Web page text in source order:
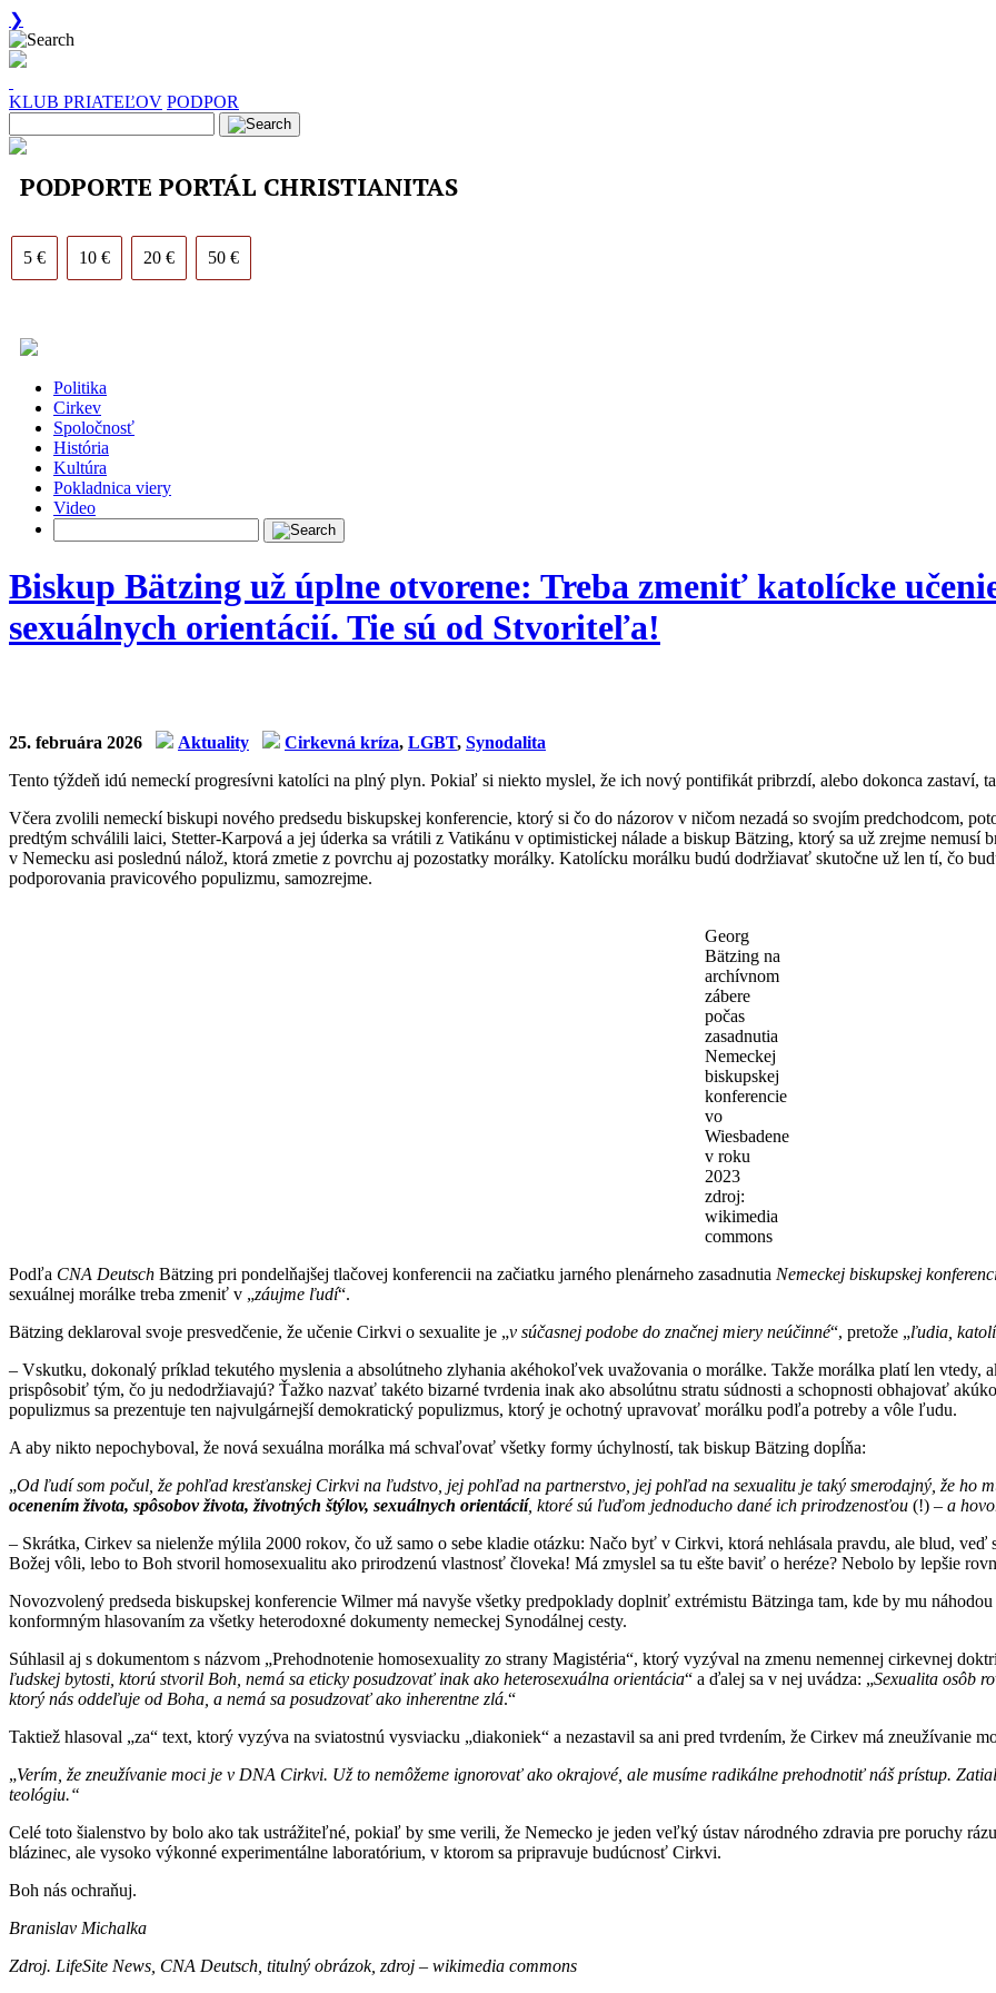
❯
KLUB PRIATEĽOV PODPOR
PODPORTE PORTÁL CHRISTIANITAS
5 € 10 € 20 € 50 €
Politika
Cirkev
Spoločnosť
História
Kultúra
Pokladnica viery
Video
Biskup Bätzing už úplne otvorene: Treba zmeniť katolícke
sexuálnych orientácií. Tie sú od Stvoriteľa!
25. februára 2026 Aktuality Cirkevná kríza, LGBT, Synodalita
Tento týždeň idú nemeckí progresívni katolíci na plný plyn. Pokiaľ si niekto myslel, že ich nový pontifikát pribrzdí, alebo dokonca zastaví,
Včera zvolili nemeckí biskupi nového predsedu biskupskej konferencie, ktorý si čo do názorov v ničom nezadá so svojím predchodcom,
predtým schválili laici, Stetter-Karpová a jej úderka sa vrátili z Vatikánu v optimistickej nálade a biskup Bätzing, ktorý sa už zrejme
v Nemecku asi poslednú nálož, ktorá zmetie z povrchu aj pozostatky morálky. Katolícku morálku budú dodržiavať skutočne už len tí, čo
podporovania pravicového populizmu, samozrejme.
Georg
Bätzing na
archívnom
zábere
počas
zasadnutia
Nemeckej
biskupskej
konferencie
vo
Wiesbadene
v roku
2023
zdroj:
wikimedia
commons
Podľa CNA Deutsch Bätzing pri pondelňajšej tlačovej konferencii na začiatku jarného plenárneho zasadnutia Nemeckej biskupskej
sexuálnej morálke treba zmeniť v „záujme ľudí“.
Bätzing deklaroval svoje presvedčenie, že učenie Cirkvi o sexualite je „v súčasnej podobe do značnej miery neúčinné“, pretože „ľudia,
– Vskutku, dokonalý príklad tekutého myslenia a absolútneho zlyhania akéhokoľvek uvažovania o morálke. Takže morálka platí len
prispôsobiť tým, čo ju nedodržiavajú? Ťažko nazvať takéto bizarné tvrdenia inak ako absolútnu stratu súdnosti a schopnosti obhajovať
populizmus sa prezentuje ten najvulgárnejší demokratický populizmus, ktorý je ochotný upravovať morálku podľa potreby a vôle ľudu.
A aby nikto nepochyboval, že nová sexuálna morálka má schvaľovať všetky formy úchylností, tak biskup Bätzing dopĺňa:
„Od ľudí som počul, že pohľad kresťanskej Cirkvi na ľudstvo, jej pohľad na partnerstvo, jej pohľad na sexualitu je taký smerodajný, že ho
ocenením života, spôsobov života, životných štýlov, sexuálnych orientácií, ktoré sú ľuďom jednoducho dané ich prirodzenosťou (!) – a
– Skrátka, Cirkev sa nielenže mýlila 2000 rokov, čo už samo o sebe kladie otázku: Načo byť v Cirkvi, ktorá nehlásala pravdu, ale blud,
Božej vôli, lebo to Boh stvoril homosexualitu ako prirodzenú vlastnosť človeka! Má zmyslel sa tu ešte baviť o heréze? Nebolo by lepšie
Novozvolený predseda biskupskej konferencie Wilmer má navyše všetky predpoklady doplniť extrémistu Bätzinga tam, kde by mu
konformným hlasovaním za všetky heterodoxné dokumenty nemeckej Synodálnej cesty.
Súhlasil aj s dokumentom s názvom „Prehodnotenie homosexuality zo strany Magistéria“, ktorý vyzýval na zmenu nemennej cirkevnej
ľudskej bytosti, ktorú stvoril Boh, nemá sa eticky posudzovať inak ako heterosexuálna orientácia“ a ďalej sa v nej uvádza: „Sexualita osôb
ktorý nás oddeľuje od Boha, a nemá sa posudzovať ako inherentne zlá.“
Taktiež hlasoval „za“ text, ktorý vyzýva na sviatostnú vysviacku „diakoniek“ a nezastavil sa ani pred tvrdením, že Cirkev má zneužívanie
„Verím, že zneužívanie moci je v DNA Cirkvi. Už to nemôžeme ignorovať ako okrajové, ale musíme radikálne prehodnotiť náš prístup.
teológiu.“
Celé toto šialenstvo by bolo ako tak ustrážiteľné, pokiaľ by sme verili, že Nemecko je jeden veľký ústav národného zdravia pre poruchy
blázinec, ale vysoko výkonné experimentálne laboratórium, v ktorom sa pripravuje budúcnosť Cirkvi.
Boh nás ochraňuj.
Branislav Michalka
Zdroj. LifeSite News, CNA Deutsch, titulný obrázok, zdroj – wikimedia commons